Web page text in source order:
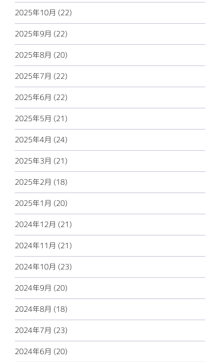
2025年10月 (22)
2025年9月 (22)
2025年8月 (20)
2025年7月 (22)
2025年6月 (22)
2025年5月 (21)
2025年4月 (24)
2025年3月 (21)
2025年2月 (18)
2025年1月 (20)
2024年12月 (21)
2024年11月 (21)
2024年10月 (23)
2024年9月 (20)
2024年8月 (18)
2024年7月 (23)
2024年6月 (20)